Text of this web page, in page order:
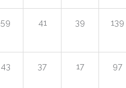
59 41 39 139
43 37 17 97